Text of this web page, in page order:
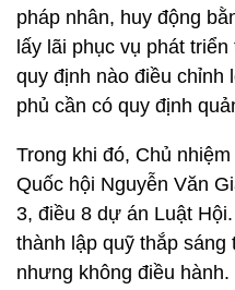
pháp nhân, huy động
lấy lãi phục vụ phát
quy định nào điều chỉnh
phủ cần có quy định
Trong khi đó, Chủ
Quốc hội Nguyễn Văn
3, điều 8 dự án Luật
thành lập quỹ thắp sáng
nhưng không điều